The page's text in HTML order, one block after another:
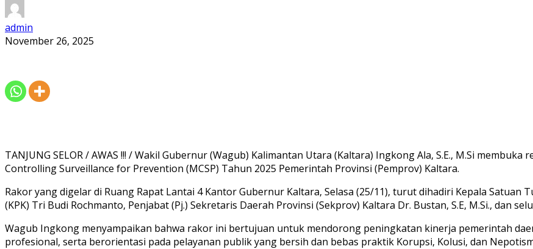
admin
November 26, 2025
TANJUNG SELOR / AWAS !!! / Wakil Gubernur (Wagub) Kalimantan Utara (Kaltara) Ingkong Ala, S.E., M.Si
Controlling Surveillance for Prevention (MCSP) Tahun 2025 Pemerintah Provinsi (Pemprov) Kaltara.
Rakor yang digelar di Ruang Rapat Lantai 4 Kantor Gubernur Kaltara, Selasa (25/11), turut dihadiri Kepala Satuan
(KPK) Tri Budi Rochmanto, Penjabat (Pj.) Sekretaris Daerah Provinsi (Sekprov) Kaltara Dr. Bustan, S.E, M.Si., dan
Wagub Ingkong menyampaikan bahwa rakor ini bertujuan untuk mendorong peningkatan kinerja pemerintah
profesional, serta berorientasi pada pelayanan publik yang bersih dan bebas praktik Korupsi, Kolusi, dan